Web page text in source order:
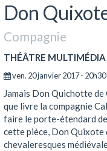
Don
Compagnie
THÉÂTRE MULTIMÉDIA
ven. 20 janvier 2017 - 20h30
Jamais Don Quichotte
que livre la compagnie
faire le porte-étendard
cette pièce, Don Quixote
chevaleresques